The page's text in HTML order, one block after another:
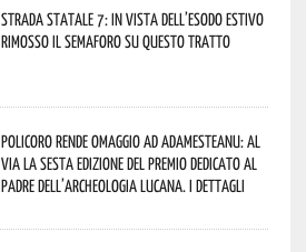
Strada statale 7: in vista dell’esodo estivo
rimosso il semaforo su questo tratto
Policoro rende omaggio ad Adamesteanu: al
via la sesta edizione del Premio dedicato al
padre dell’archeologia lucana. I dettagli